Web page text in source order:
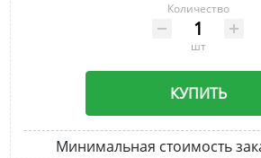
Количество
шт
КУПИТЬ
Минимальная стоимость